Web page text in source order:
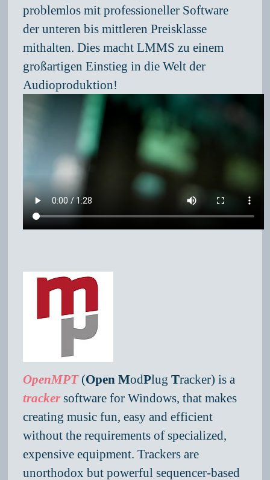
problemlos mit professioneller Software
der unteren bis mittleren Preisklasse
mithalten. Dies macht LMMS zu einem
großartigen Einstieg in die Welt der
Audioproduktion!
OpenMPT(Open ModPlugTracker) is a
trackersoftware for Windows, that makes
creating music fun, easy and efficient
without the requirements of specialized,
expensive equipment. Trackers are
unorthodox but powerful sequencer-based